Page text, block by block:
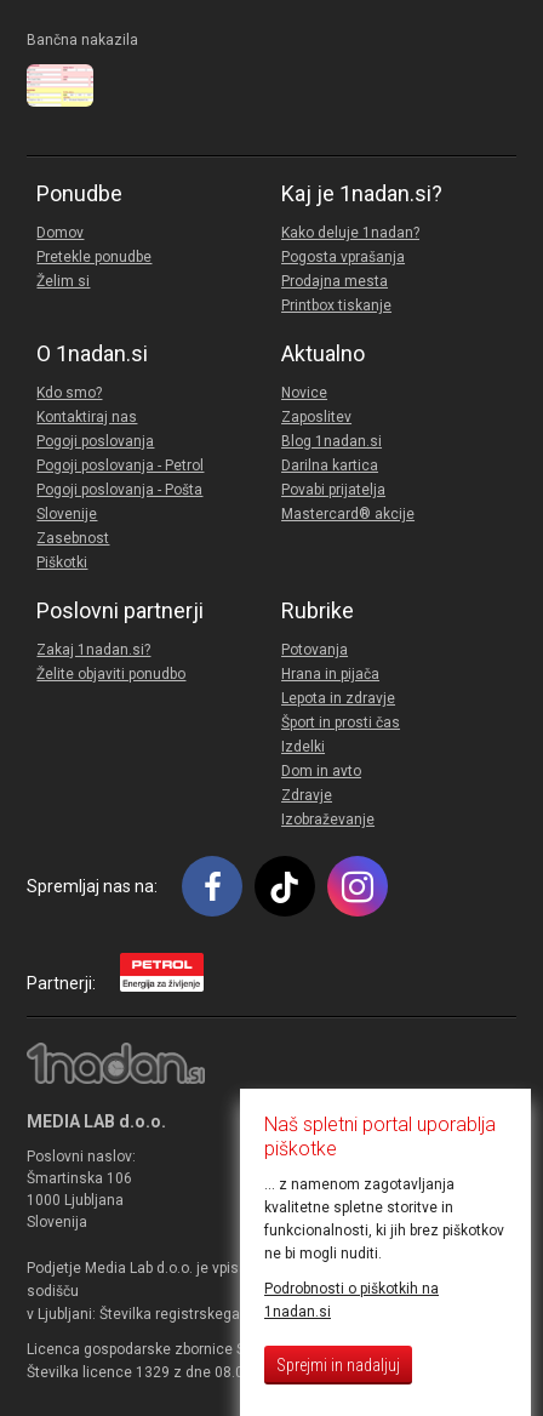
Bančna nakazila
Ponudbe
Domov
Pretekle ponudbe
Želim si
Kaj je 1nadan.si?
Kako deluje 1nadan?
Pogosta vprašanja
Prodajna mesta
Printbox tiskanje
O 1nadan.si
Kdo smo?
Kontaktiraj nas
Pogoji poslovanja
Pogoji poslovanja - Petrol
Pogoji poslovanja - Pošta
Slovenije
Zasebnost
Piškotki
Aktualno
Novice
Zaposlitev
Blog 1nadan.si
Darilna kartica
Povabi prijatelja
Mastercard® akcije
Poslovni partnerji
Zakaj 1nadan.si?
Želite objaviti ponudbo
Rubrike
Potovanja
Hrana in pijača
Lepota in zdravje
Šport in prosti čas
Izdelki
Dom in avto
Zdravje
Izobraževanje
Spremljaj nas na:
Partnerji:
MEDIA LAB d.o.o.
Poslovni naslov:
Šmartinska 106
1000 Ljubljana
Slovenija
TRR: SI56 1010 0004 8153 414
Matična številka: 3740862000
Davčni zavezanec: da
ID za DDV: SI27330486
Podjetje Media Lab d.o.o. je vpisano v sodni register pri Okrožnem
sodišču
v Ljubljani: Številka registrskega vpisa 2010/18231.
Licenca gospodarske zbornice Slovenije za prodajo potovanj.
Številka licence 1329 z dne 08.03.2012 za agenta.
Naš spletni portal uporablja
piškotke
... z namenom zagotavljanja
kvalitetne spletne storitve in
funkcionalnosti, ki jih brez piškotkov
ne bi mogli nuditi.
Podrobnosti o piškotkih na
1nadan.si
Sprejmi in nadaljuj